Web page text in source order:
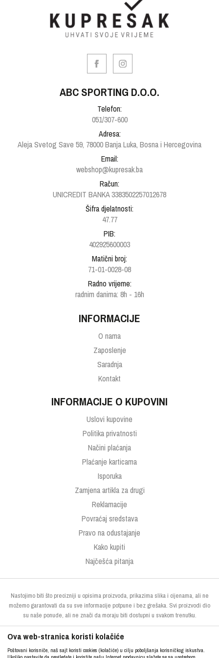
ABC SPORTING D.O.O.
Telefon:
051/307-600
Adresa:
Aleja Svetog Save 59, 78000 Banja Luka, Bosna i Hercegovina
Email:
webshop@kupresak.ba
Račun:
UNICREDIT BANKA 3383502257012678
Šifra djelatnosti:
47.77
PIB:
402925600003
Matični broj:
71-01-0028-08
Radno vrijeme:
radnim danima: 8h - 16h
INFORMACIJE
O nama
Zaposlenje
Saradnja
Kontakt
INFORMACIJE O KUPOVINI
Uslovi kupovine
Politika privatnosti
Načini plaćanja
Plaćanje karticama
Isporuka
Zamjena artikla za drugi
Reklamacije
Povraćaj sredstava
Pravo na odustajanje
Kako kupiti
Najčešća pitanja
Nastojimo biti što precizniji u opisima proizvoda, prikazima slika i cijenama, ali ne
možemo garantovati da su sve informacije potpune i bez grešaka. Svi proizvodi dio
su naše ponude, ali ne znači da moraju biti dostupni u svakom trenutku.
Ova web-stranica koristi kolačiće
Poštovani korisniče, naš sajt koristi cookies (kolačiće) u cilju poboljšanja korisničkog iskustva.